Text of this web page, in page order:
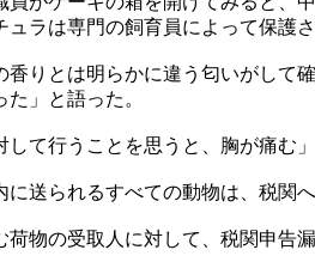
ラは専門の飼育員によって保護さ
りとは明らかに違う匂いがし
」と語った。
て行うことを思うと、胸が痛む」
送られるすべての動物は、税関
物の受取人に対して、税関申告